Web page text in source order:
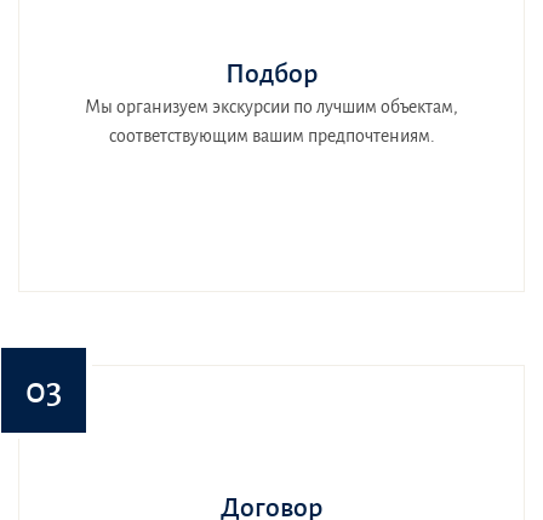
Подбор
Мы организуем экскурсии по лучшим объектам,
соответствующим вашим предпочтениям.
03
Договор